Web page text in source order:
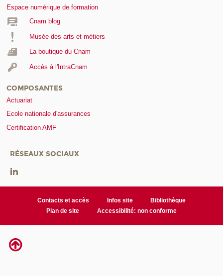
Espace numérique de formation
Cnam blog
Musée des arts et métiers
La boutique du Cnam
Accès à l'IntraCnam
COMPOSANTES
Actuariat
Ecole nationale d'assurances
Certification AMF
RÉSEAUX SOCIAUX
Contacts et accès Infos site
Bibliothèque
Plan de site
Accessibilité: non conforme